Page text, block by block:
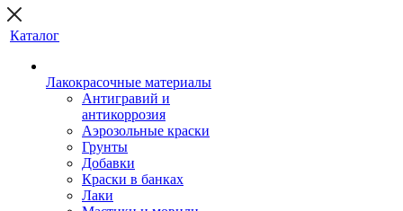
Каталог
Лакокрасочные материалы
Антигравий и
антикоррозия
Аэрозольные краски
Грунты
Добавки
Краски в банках
Лаки